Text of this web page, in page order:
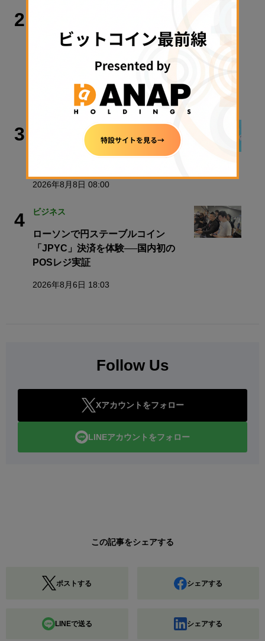
2
暗号資産20％分離課税は2028年1月か
ら──井林たつのり議員が語る「日本
版ビットコインETF」と税制改正の先
2026年8月8日 06:00
3
今週のWeb3ニュースをおさらい！
2026年8月8日 08:00
4 ビジネス
ローソンで円ステーブルコイン
「JPYC」決済を体験──国内初の
POSレジ実証
2026年8月6日 18:03
Follow Us
Xアカウントをフォロー
LINEアカウントをフォロー
この記事をシェアする
ポストする シェアする
LINEで送る シェアする